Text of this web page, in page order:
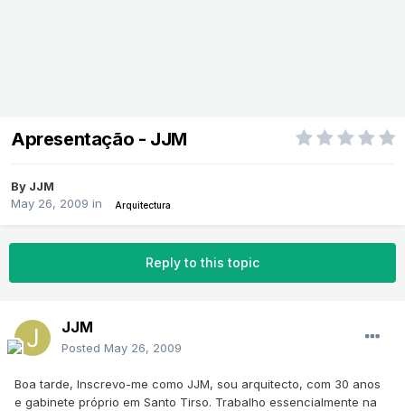
Apresentação - JJM
By JJM
May 26, 2009 in Arquitectura
Reply to this topic
JJM
Posted May 26, 2009
Boa tarde, Inscrevo-me como JJM, sou arquitecto, com 30 anos
e gabinete próprio em Santo Tirso. Trabalho essencialmente na